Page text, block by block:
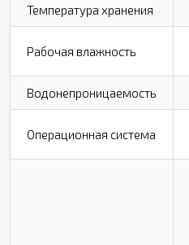
Температура хранения
Рабочая влажность
Водонепроницаемость
Операционная система